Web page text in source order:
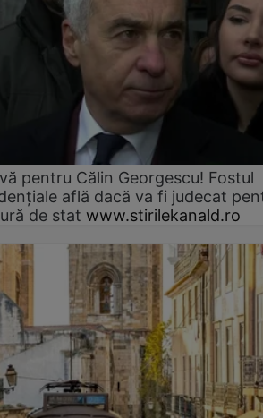
pentru Călin Georgescu! Fostul
află dacă va fi judecat
de stat www.stirilekanald.ro